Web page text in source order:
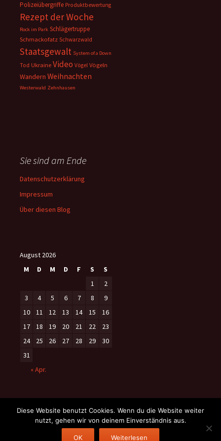
Polizeiübergriffe Produktbewertung
Rezept der Woche
Rock im Park Schlägertruppe
Schmackofatz Schwarzwald
Staatsgewalt System of a Down
Tod Ukraine Video Vögel Vögeln
Wandern Weihnachten
Westerwald Zehnhausen
Sie sind am Ende
Datenschutzerklärung
Impressum
Über diesen Blog
August 2026
M
D M D F S
S
1
2
3
4 5 6 7 8
9
10
11 12 13 14 15
16
17
18 19 20 21 22
23
24
25 26 27 28 29
30
31
« Apr.
Datenschutzerklärung Stolz präsentiert von WordPress
Diese Website benutzt Cookies. Wenn du die Website weiter
nutzt, gehen wir von deinem Einverständnis aus.
OK Weiterlesen